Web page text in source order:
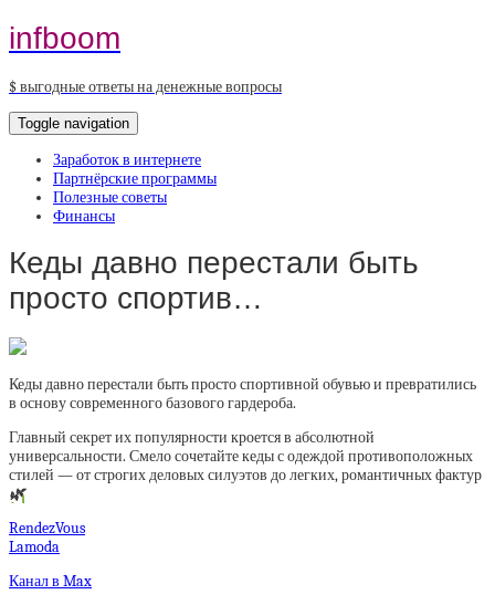
infboom
$ выгодные ответы на денежные вопросы
Toggle navigation
Заработок в интернете
Партнёрские программы
Полезные советы
Финансы
Кеды давно перестали быть
просто спортив…
Кеды давно перестали быть просто спортивной обувью и превратились
в основу современного базового гардероба.
Главный секрет их популярности кроется в абсолютной
универсальности. Смело сочетайте кеды с одеждой противоположных
стилей — от строгих деловых силуэтов до легких, романтичных фактур
🌿
RendezVous
Lamoda
Канал в Max